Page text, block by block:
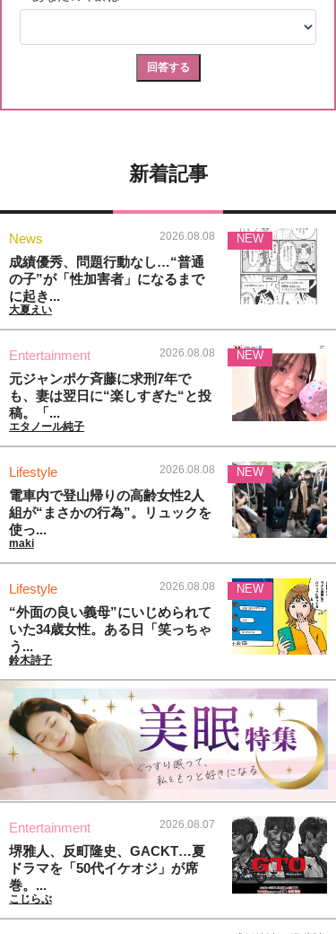
新着記事
News 2026.08.08
成績優秀、問題行動なし…“普通
の子”が「性加害者」になるまで
に起き...
大夏えい
NEW
Entertainment 2026.08.08
元ジャンポケ斉藤に求刑7年で
も、妻は翌日に“楽しすぎた“と投
稿。「...
エタノール純子
NEW
Lifestyle 2026.08.08
電車内で登山帰りの高齢女性2人
組が“まさかの行為”。リュックを
使っ...
maki
NEW
Lifestyle 2026.08.08
“外面の良い義母”にいじめられて
いた34歳女性。ある日「笑っちゃ
う...
鈴木詩子
NEW
Entertainment 2026.08.07
堺雅人、反町隆史、GACKT…夏
ドラマを「50代イケオジ」が席
巻。...
こじらぶ